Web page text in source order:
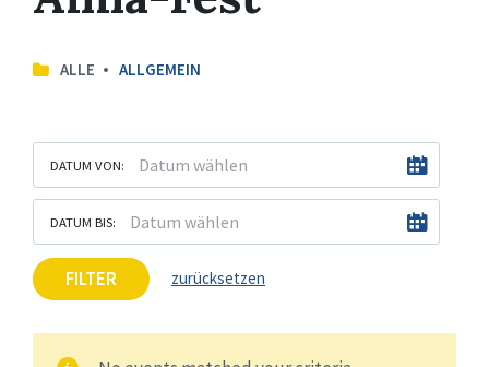
ALLE ALLGEMEIN
DATUM VON:
DATUM BIS:
FILTER zurücksetzen